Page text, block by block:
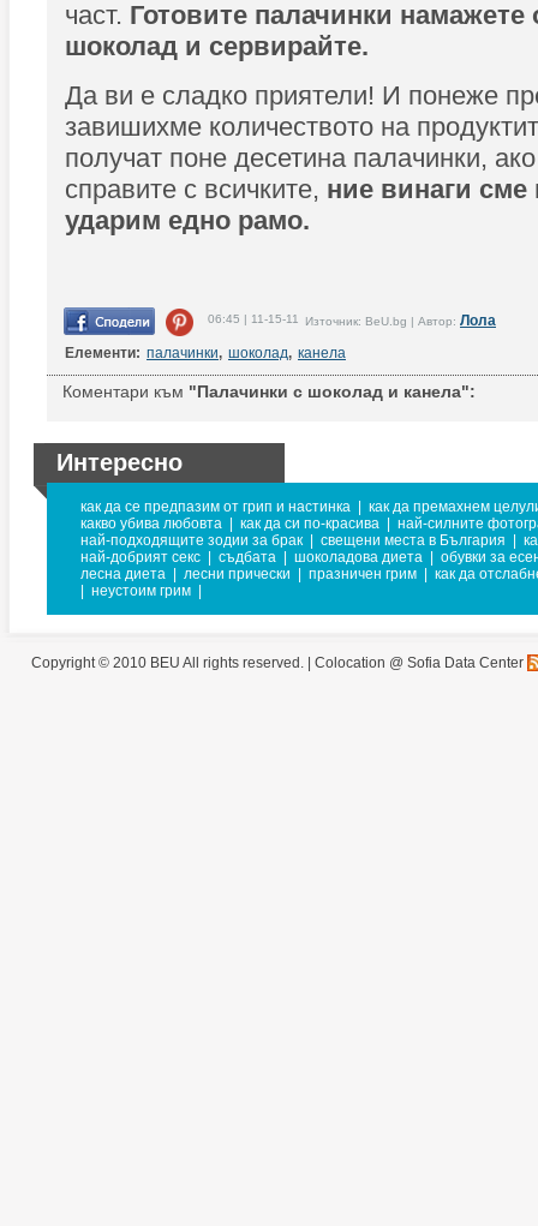
част. Готовите палачинки намажете
шоколад и сервирайте.
Да ви е сладко приятели! И понеже
завишихме количеството на
получат поне десетина палачинки,
справите с всичките, ние винаги
ударим едно рамо.
06:45 | 11-15-11 Източник: BeU.bg | Автор: Лола
Елементи: палачинки, шоколад, канела
Коментари към "Палачинки с шоколад и канела":
Интересно
как да се предпазим от грип и настинка
как да премахнем
какво убива любовта
как да си по-красива
най-силните
най-подходящите зодии за брак
свещени места в България
най-добрият секс
съдбата шоколадова диета
обувки за
лесна диета
лесни прически празничен грим
как да
неустоим грим
Copyright © 2010 BEU All rights reserved. | Colocation @ Sofia Data Center